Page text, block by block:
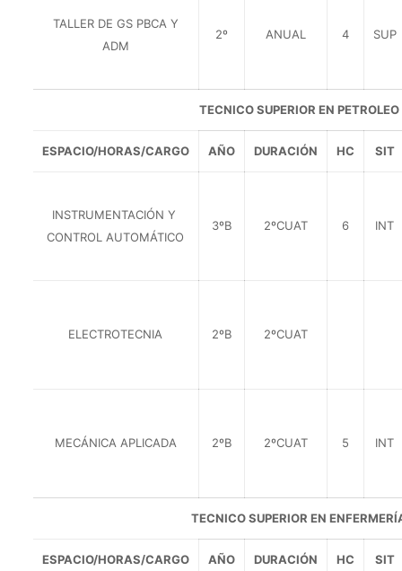
TALLER DE GS PBCA Y
ADM
2º ANUAL 4 SUP
TECNICO SUPERIOR EN PETROLEO
ESPACIO/HORAS/CARGO AÑO DURACIÓN HC SIT
INSTRUMENTACIÓN Y
CONTROL AUTOMÁTICO
3ºB 2ºCUAT 6 INT
ELECTROTECNIA 2ºB 2ºCUAT
MECÁNICA APLICADA 2ºB 2ºCUAT 5 INT
TECNICO SUPERIOR EN
ESPACIO/HORAS/CARGO AÑO DURACIÓN HC SIT